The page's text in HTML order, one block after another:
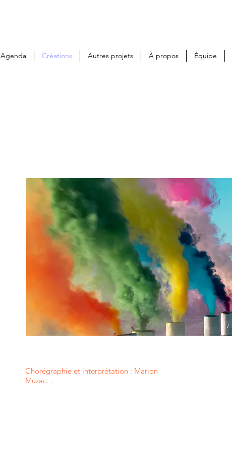
Agenda Créations Autres projets À propos Équipe
Chorégraphie et interprétation : Marion
Muzac